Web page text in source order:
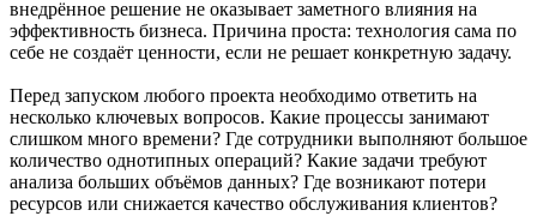
внедрённое решение не оказывает заметного влияния на
эффективность бизнеса. Причина проста: технология сама по
себе не создаёт ценности, если не решает конкретную задачу.
Перед запуском любого проекта необходимо ответить на
несколько ключевых вопросов. Какие процессы занимают
слишком много времени? Где сотрудники выполняют большое
количество однотипных операций? Какие задачи требуют
анализа больших объёмов данных? Где возникают потери
ресурсов или снижается качество обслуживания клиентов?